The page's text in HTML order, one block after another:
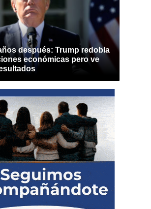
después: Trump redobla
económicas pero ve